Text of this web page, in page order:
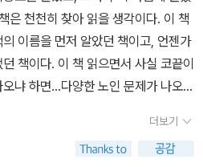
체험이 보편성을 얻은 결과라고 생각
어넣음으로 바로 독자들에게 강한
자식을 낳고 부모가 된 세대들은 충
면 어린 독자들의 반응은 어떨까? 책
들도 같은 마음일지 궁금하다. 버럭
클럽과 우리 할머니 시집간대요의 4학
담담하게 이야기를 끌어 간다. 작가
은 천천히 찾아 읽을 생각이다. 이 책
이름을 먼저 알았던 책이고, 언젠가
책이다. 이 책 읽으면서 사실 코끝이
냐 하면...다양한 노인 문제가 나오는
고 맘 먹은 할머니와 할아버지 이야
는 자식들을 그리워하는 부모 마음을
더보기